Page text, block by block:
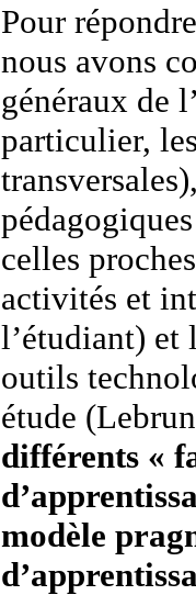
Pour
nous avons
généraux de
particulier,
celles
activités et
l’étudiant) et
outils
étude
différents «
modèle